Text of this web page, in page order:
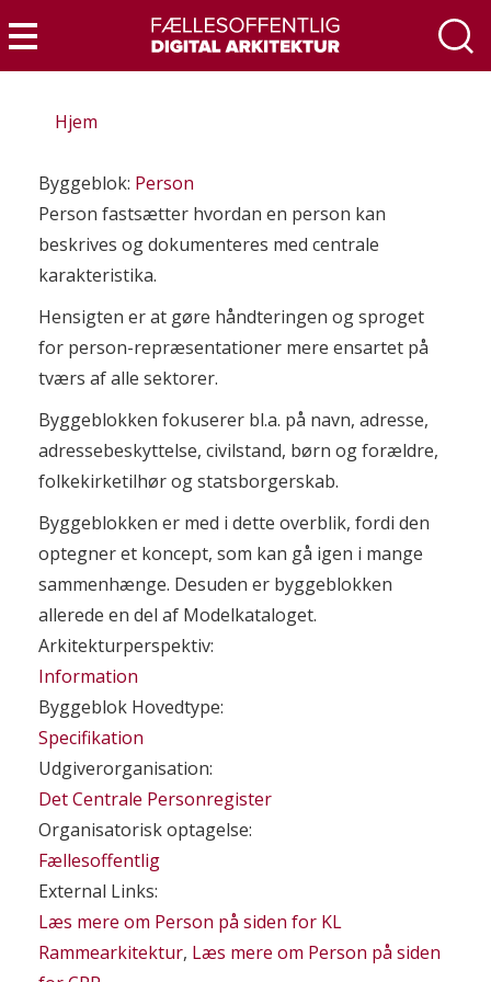
til
hovedindhold
Menu
Hjem
Byggeblok: Person
Person fastsætter hvordan en person kan
beskrives og dokumenteres med centrale
karakteristika.
Hensigten er at gøre håndteringen og sproget
for person-repræsentationer mere ensartet på
tværs af alle sektorer.
Byggeblokken fokuserer bl.a. på navn, adresse,
adressebeskyttelse, civilstand, børn og forældre,
folkekirketilhør og statsborgerskab.
Byggeblokken er med i dette overblik, fordi den
optegner et koncept, som kan gå igen i mange
sammenhænge. Desuden er byggeblokken
allerede en del af Modelkataloget.
Arkitekturperspektiv:
Information
Byggeblok Hovedtype:
Specifikation
Udgiverorganisation:
Det Centrale Personregister
Organisatorisk optagelse:
Fællesoffentlig
External Links:
Læs mere om Person på siden for KL
Rammearkitektur, Læs mere om Person på siden